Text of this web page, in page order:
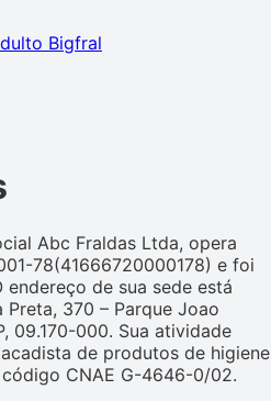
Bigfral
Abc Fraldas Ltda, opera
78(41666720000178) e foi
de sua sede está
370 – Parque Joao
09.170-000. Sua atividade
de produtos de higiene
CNAE G-4646-0/02.